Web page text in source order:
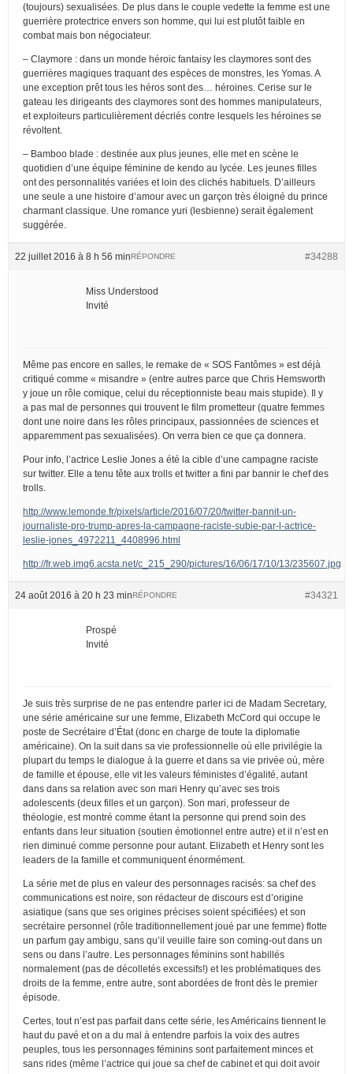
(toujours) sexualisées. De plus dans le couple vedette la femme est une
guerrière protectrice envers son homme, qui lui est plutôt faible en
combat mais bon négociateur.
– Claymore : dans un monde héroic fantaisy les claymores sont des
guerrières magiques traquant des espèces de monstres, les Yomas. A
une exception prêt tous les héros sont des… héroines. Cerise sur le
gateau les dirigeants des claymores sont des hommes manipulateurs,
et exploiteurs particulièrement décriés contre lesquels les héroines se
révoltent.
– Bamboo blade : destinée aux plus jeunes, elle met en scène le
quotidien d’une équipe féminine de kendo au lycée. Les jeunes filles
ont des personnalités variées et loin des clichés habituels. D’ailleurs
une seule a une histoire d’amour avec un garçon très éloigné du prince
charmant classique. Une romance yuri (lesbienne) serait également
suggérée.
22 juillet 2016 à 8 h 56 min #34288
RÉPONDRE
Miss Understood
Invité
Même pas encore en salles, le remake de « SOS Fantômes » est déjà
critiqué comme « misandre » (entre autres parce que Chris Hemsworth
y joue un rôle comique, celui du réceptionniste beau mais stupide). Il y
a pas mal de personnes qui trouvent le film prometteur (quatre femmes
dont une noire dans les rôles principaux, passionnées de sciences et
apparemment pas sexualisées). On verra bien ce que ça donnera.
Pour info, l’actrice Leslie Jones a été la cible d’une campagne raciste
sur twitter. Elle a tenu tête aux trolls et twitter a fini par bannir le chef des
trolls.
http://www.lemonde.fr/pixels/article/2016/07/20/twitter-bannit-un-
journaliste-pro-trump-apres-la-campagne-raciste-subie-par-l-actrice-
leslie-jones_4972211_4408996.html
http://fr.web.img6.acsta.net/c_215_290/pictures/16/06/17/10/13/235607.jpg
24 août 2016 à 20 h 23 min #34321
RÉPONDRE
Prospé
Invité
Je suis très surprise de ne pas entendre parler ici de Madam Secretary,
une série américaine sur une femme, Elizabeth McCord qui occupe le
poste de Secrétaire d’État (donc en charge de toute la diplomatie
américaine). On la suit dans sa vie professionnelle où elle privilégie la
plupart du temps le dialogue à la guerre et dans sa vie privée où, mère
de famille et épouse, elle vit les valeurs féministes d’égalité, autant
dans dans sa relation avec son mari Henry qu’avec ses trois
adolescents (deux filles et un garçon). Son mari, professeur de
théologie, est montré comme étant la personne qui prend soin des
enfants dans leur situation (soutien émotionnel entre autre) et il n’est en
rien diminué comme personne pour autant. Elizabeth et Henry sont les
leaders de la famille et communiquent énormément.
La série met de plus en valeur des personnages racisés: sa chef des
communications est noire, son rédacteur de discours est d’origine
asiatique (sans que ses origines précises soient spécifiées) et son
secrétaire personnel (rôle traditionnellement joué par une femme) flotte
un parfum gay ambigu, sans qu’il veuille faire son coming-out dans un
sens ou dans l’autre. Les personnages féminins sont habillés
normalement (pas de décolletés excessifs!) et les problématiques des
droits de la femme, entre autre, sont abordées de front dès le premier
épisode.
Certes, tout n’est pas parfait dans cette série, les Américains tiennent le
haut du pavé et on a du mal à entendre parfois la voix des autres
peuples, tous les personnages féminins sont parfaitement minces et
sans rides (même l’actrice qui joue sa chef de cabinet et qui doit avoir